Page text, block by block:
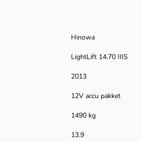
Hinowa
LightLift 14.70 IIIS
2013
12V accu pakket
1490 kg
13.9